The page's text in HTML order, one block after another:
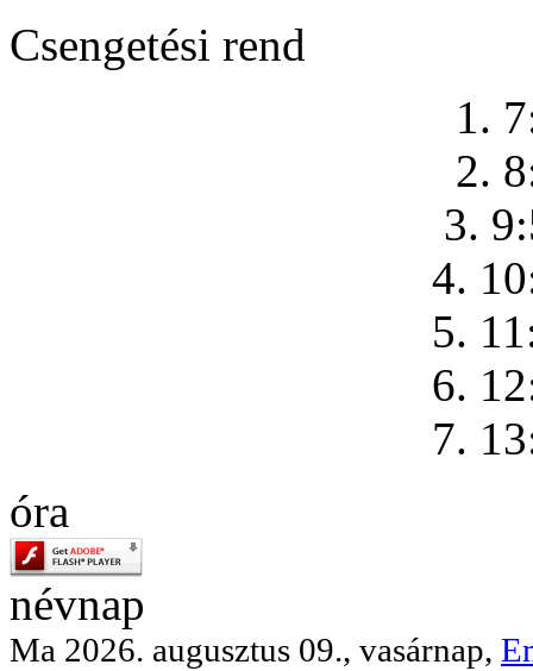
Csengetési rend
1.
2.
3.
4.
5.
6.
7.
óra
névnap
Ma 2026. augusztus 09., vasárnap,